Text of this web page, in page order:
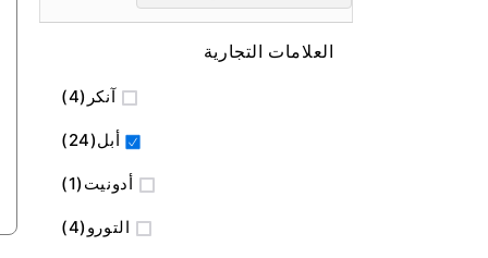
العلامات التجارية
آنكر 4
المنتج
أبل 24
المنتج
أدونيت 1
منتج
التورو 4
المنتج